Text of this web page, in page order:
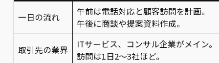
一日の流れ
午前は電話対応と顧客訪問を計画。
午後に商談や提案資料作成。
取引先の業界
ITサービス、コンサル企業がメイン。
訪問は1日2〜3社ほど。